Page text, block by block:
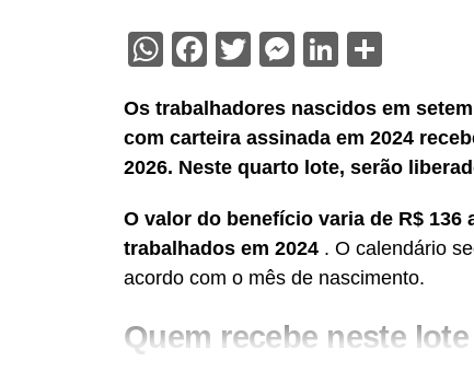
WhatsApp
Facebook
Twitter
Messenger
LinkedIn
Os trabalhadores nascidos em
com carteira assinada em 2024
2026. Neste quarto lote, serão
O valor do benefício varia de R$ 136
trabalhados em 2024 . O calendário
acordo com o mês de nascimento.
Quem recebe neste lote